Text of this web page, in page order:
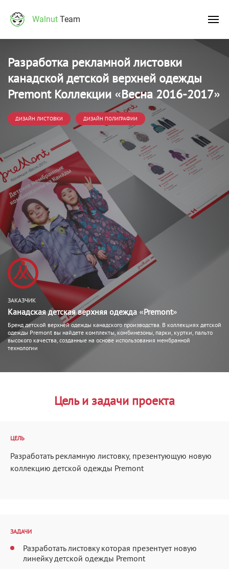
Walnut Team
Разработка рекламной листовки
канадской детской верхней одежды
Premont Коллекции «Весна 2016-2017»
ДИЗАЙН ЛИСТОВКИ ДИЗАЙН ПОЛИГРАФИИ
ЗАКАЗЧИК
Канадская детская верхняя одежда «Premont»
Бренд детской верхней одежды канадского производства. В коллекциях детской
одежды Premont вы найдете комплекты, комбинезоны, парки, куртки, пальто
высокого качества, созданные на основе использования мембранной
технологии
Цель и задачи проекта
ЦЕЛЬ
Разработать рекламную листовку, презентующую новую
коллекцию детской одежды Premont
ЗАДАЧИ
Разработать листовку которая презентует новую
линейку детской одежды Premont